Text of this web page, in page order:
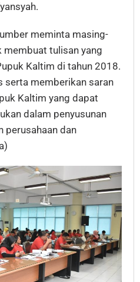
meminta masing-
tulisan yang
Kaltim di tahun 2018.
serta memberikan saran
Kaltim yang dapat
dalam penyusunan
perusahaan dan